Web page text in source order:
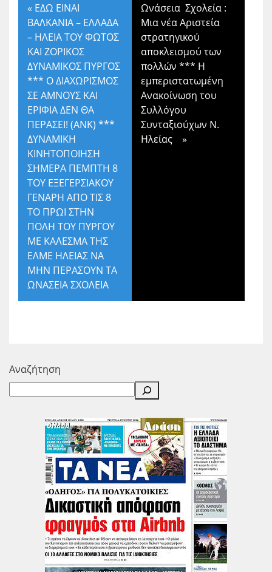
« ΕΔΩ ΕΙΝΑΙ
ΒΑΛΚΑΝΙΑ – ΕΛΛΑΔΑ
– ΗΛΕΙΑ ΤΟΥ ΦΩΤΟΣ
ΚΑΙ ΖΟΡΙΚΟΣ
ΔΥΝΑΜΙΚΟΣ ΠΥΡΓΟΣ
*** Ο ΔΙΑΧΩΡΙΣΜΟΣ
ΣΕ ΑΜΝΟΥΣ ΚΑΙ
ΕΡΙΦΙΑ ΔΕΝ ΘΑ
ΠΕΡΑΣΕΙ! (ΑΝΚ) ***
ΔΥΝΑΜΙΚΗ
ΚΙΝΗΤΟΠΟΙΗΣΗ
ΣΗΜΕΡΑ ΠΕΜΠΤΗ 8
ΤΟΥ ΕΞΕΓΕΡΣΙΑΚΟΥ
ΓΕΝΑΡΗ ΑΠΟ ΤΙΣ 8
ΤΟ ΠΡΩΙ ΣΤΗΝ
ΠΟΛΗ ΤΟΥ ΠΥΡΓΟΥ
ΜΕ ΚΑΛΕΣΜΑ ΤΗΣ
ΕΛΜΕ ΗΛΕΙΑΣ ΝΑ
ΜΗΝ ΠΕΡΑΣΟΥΝ ΤΑ
ΩΝΑΣΕΙΑ ΣΧΟΛΕΙΑ
Ωνάσεια Σχολεία :
Μια νέα Αριστεία
στρατηγικού
αποκλεισμού των
πολλών *** Η
εμπεριστατωμένη
Ανακοίνωση του
Συλλόγου
Συνταξιούχων Ν.
Ηλείας
»
Αναζήτηση